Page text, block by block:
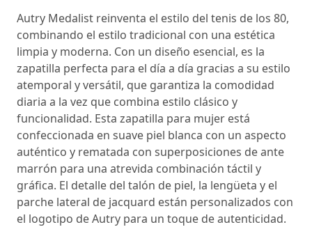
Autry Medalist reinventa el estilo del tenis de los 80,
combinando el estilo tradicional con una estética
limpia y moderna. Con un diseño esencial, es la
zapatilla perfecta para el día a día gracias a su estilo
atemporal y versátil, que garantiza la comodidad
diaria a la vez que combina estilo clásico y
funcionalidad. Esta zapatilla para mujer está
confeccionada en suave piel blanca con un aspecto
auténtico y rematada con superposiciones de ante
marrón para una atrevida combinación táctil y
gráfica. El detalle del talón de piel, la lengüeta y el
parche lateral de jacquard están personalizados con
el logotipo de Autry para un toque de autenticidad.